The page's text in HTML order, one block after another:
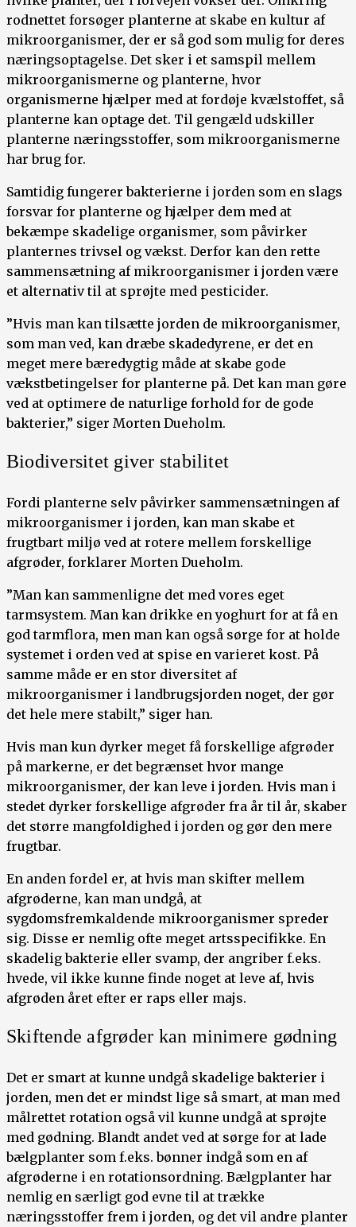
rodnettet forsøger planterne at skabe en kultur af
mikroorganismer, der er så god som mulig for deres
næringsoptagelse. Det sker i et samspil mellem
mikroorganismerne og planterne, hvor
organismerne hjælper med at fordøje kvælstoffet, så
planterne kan optage det. Til gengæld udskiller
planterne næringsstoffer, som mikroorganismerne
har brug for.
Samtidig fungerer bakterierne i jorden som en slags
forsvar for planterne og hjælper dem med at
bekæmpe skadelige organismer, som påvirker
planternes trivsel og vækst. Derfor kan den rette
sammensætning af mikroorganismer i jorden være
et alternativ til at sprøjte med pesticider.
”Hvis man kan tilsætte jorden de mikroorganismer,
som man ved, kan dræbe skadedyrene, er det en
meget mere bæredygtig måde at skabe gode
vækstbetingelser for planterne på. Det kan man gøre
ved at optimere de naturlige forhold for de gode
bakterier,” siger Morten Dueholm.
Biodiversitet giver stabilitet
Fordi planterne selv påvirker sammensætningen af
mikroorganismer i jorden, kan man skabe et
frugtbart miljø ved at rotere mellem forskellige
afgrøder, forklarer Morten Dueholm.
”Man kan sammenligne det med vores eget
tarmsystem. Man kan drikke en yoghurt for at få en
god tarmflora, men man kan også sørge for at holde
systemet i orden ved at spise en varieret kost. På
samme måde er en stor diversitet af
mikroorganismer i landbrugsjorden noget, der gør
det hele mere stabilt,” siger han.
Hvis man kun dyrker meget få forskellige afgrøder
på markerne, er det begrænset hvor mange
mikroorganismer, der kan leve i jorden. Hvis man i
stedet dyrker forskellige afgrøder fra år til år, skaber
det større mangfoldighed i jorden og gør den mere
frugtbar.
En anden fordel er, at hvis man skifter mellem
afgrøderne, kan man undgå, at
sygdomsfremkaldende mikroorganismer spreder
sig. Disse er nemlig ofte meget artsspecifikke. En
skadelig bakterie eller svamp, der angriber f.eks.
hvede, vil ikke kunne finde noget at leve af, hvis
afgrøden året efter er raps eller majs.
Skiftende afgrøder kan minimere gødning
Det er smart at kunne undgå skadelige bakterier i
jorden, men det er mindst lige så smart, at man med
målrettet rotation også vil kunne undgå at sprøjte
med gødning. Blandt andet ved at sørge for at lade
bælgplanter som f.eks. bønner indgå som en af
afgrøderne i en rotationsordning. Bælgplanter har
nemlig en særligt god evne til at trække
næringsstoffer frem i jorden, og det vil andre planter